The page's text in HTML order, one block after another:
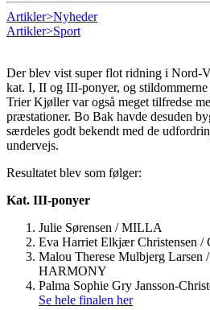
Artikler>Nyheder
Artikler>Sport
Der blev vist super flot ridning i Nord-
kat. I, II og III-ponyer, og
Trier Kjøller var også meget tilfredse
præstationer. Bo Bak havde desuden
særdeles godt bekendt med de
undervejs.
Resultatet blev som følger:
Kat. III-ponyer
Julie Sørensen / MILLA
Eva Harriet Elkjær
Malou Therese Mulbjerg Larsen
HARMONY
Palma Sophie Gry Jansson-
Se hele finalen her